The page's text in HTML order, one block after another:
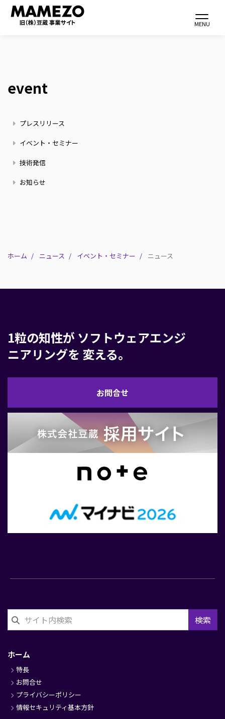
MENU
event
ニ
ー
ス
プレスリリース
イベント・セミナー
技術発信
お知らせ
ホーム ニュース イベント・セミナー ニュース
1粒の知性が ソフトウェアエンジ
ニアリングを 変える。
お問合せ
検索
ッ
タ
ー
ホーム
特長
お問合せ
プライバシーポリシー
情報セキュリティ基本方針